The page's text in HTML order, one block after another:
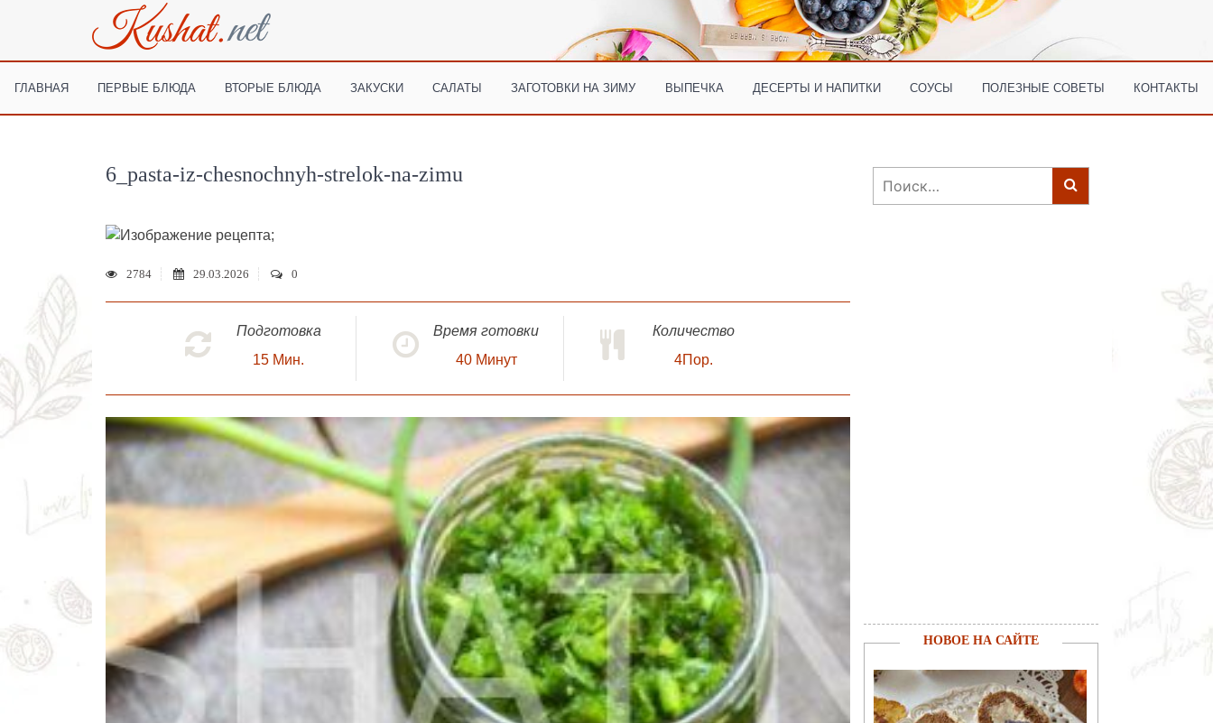
ГЛАВНАЯ ПЕРВЫЕ БЛЮДА ВТОРЫЕ БЛЮДА ЗАКУСКИ САЛАТЫ ЗАГОТОВКИ НА ЗИМУ ВЫПЕЧКА ДЕСЕРТЫ И НАПИТКИ СОУСЫ ПОЛЕЗНЫЕ СОВЕТЫ КОНТАКТЫ
6_pasta-iz-chesnochnyh-strelok-na-zimu
;
2784 29.03.2026 0
Подготовка
15 Мин.
Время готовки
40 Минут
Количество
4Пор.
Найти:
НОВОЕ НА САЙТЕ